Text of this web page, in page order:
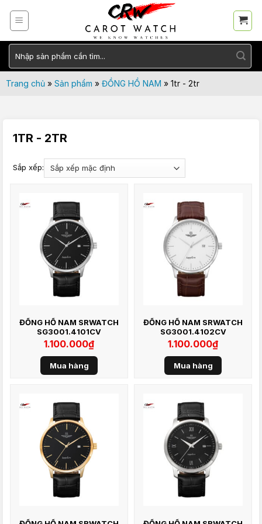
Tìm
kiếm:
Trang chủ» Sản phẩm » ĐỒNG HỒ NAM » 1tr - 2tr
1TR - 2TR
Sắp xếp:
ĐỒNG HỒ NAM SRWATCH
SG3001.4101CV
1.100.000₫
Mua hàng
ĐỒNG HỒ NAM SRWATCH
SG3001.4102CV
1.100.000₫
Mua hàng